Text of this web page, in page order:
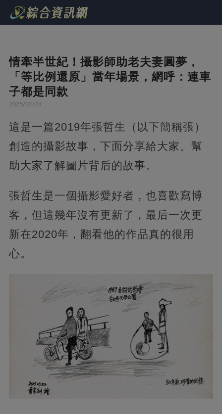
情牽半世紀！攝影師助老夫妻圓夢，
「等比例還原」當年場景，網呼：連車
子都是同款
2025/01/24
這是一篇2019年張哲生（以下簡稱張）
創造的攝影故事，下面分享給大家。幫
助大家了解圖片背后的故事。
張哲生是一個攝影愛好者，也喜歡寫博
客，但這幾年沒有更新了，最后一次更
新在2020年，翻看他的作品真的很用
心。